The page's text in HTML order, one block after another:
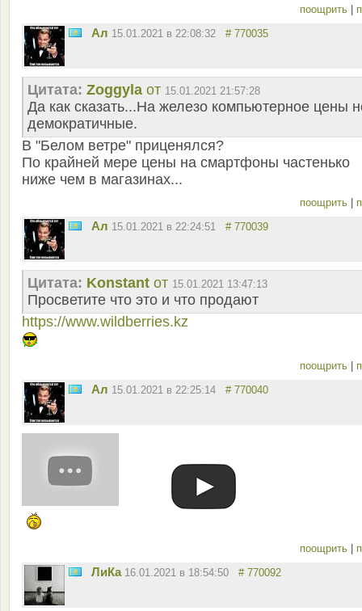
поощрить
Ал 15.01.2021 в 22:08:32 # 770035
Цитата: Zoggyla от 15.01.2021 21:57:28
Да как сказать...На железо компьютерное цены
демократичные.
В "Белом ветре" приценялся?
По крайней мере цены на смартфоны частенько
ниже чем в магазинах...
поощрить
Ал 15.01.2021 в 22:24:51 # 770039
Цитата: Konstant от 15.01.2021 13:47:13
Просветите что это и что продают
https://www.wildberries.kz
поощрить
Ал 15.01.2021 в 22:25:14 # 770040
поощрить
ЛиКа 16.01.2021 в 18:54:50 # 770092